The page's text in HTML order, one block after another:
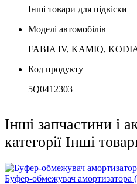
Інші товари для підвіски
Моделі автомобілів
FABIA IV, KAMIQ,
Код продукту
5Q0412303
Інші запчастини і
категорії Інші
Буфер-обмежувач амортизатора